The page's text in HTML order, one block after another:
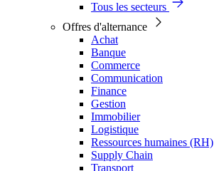
Tous les secteurs
Offres d'alternance
Achat
Banque
Commerce
Communication
Finance
Gestion
Immobilier
Logistique
Ressources humaines (RH)
Supply Chain
Transport